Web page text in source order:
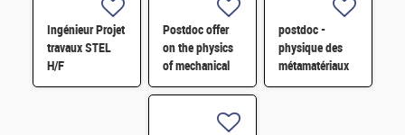
Ingénieur Projet
travaux STEL
H/F
Postdoc offer
on the physics
of mechanical
metamaterials
postdoc -
physique des
métamatériaux
mécaniques H/F